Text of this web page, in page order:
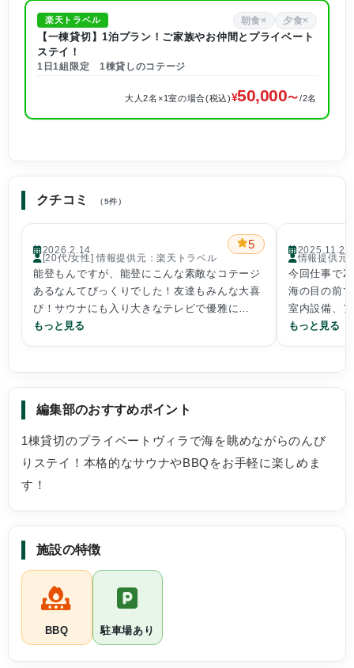
楽天トラベル 朝食× 夕食×
【一棟貸切】1泊プラン！ご家族やお仲間とプライベート
ステイ！
1日1組限定 1棟貸しのコテージ
大人2名×1室の場合(税込) 50,000 /2名
クチコミ （5件）
2026.2.14 5
[20代/女性] 情報提供元：楽天トラベル
能登もんですが、能登にこんな素敵なコテージ
あるなんてびっくりでした！友達もみんな大喜
び！サウナにも入り大きなテレビで優雅に
Netflixみてくつろぎました。
てないよって言うてたのであれ？っとなりまし
もっと見る
2025.11.2
情報提供元
今回仕事で2
海の目の前
室内設備、
した。特に
もっと見る
編集部のおすすめポイント
1棟貸切のプライベートヴィラで海を眺めながらのんび
りステイ！本格的なサウナやBBQをお手軽に楽しめま
す！
施設の特徴
BBQ 駐車場あり